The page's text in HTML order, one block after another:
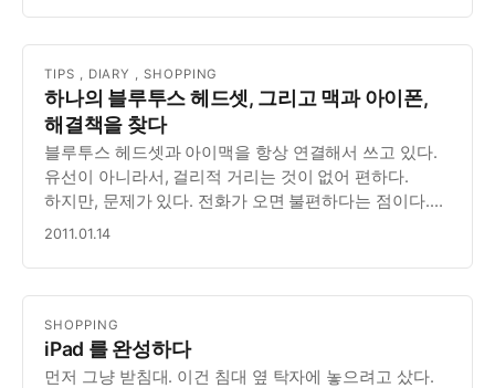
일주일도 걸릴 수 있겠다는 생각이 들었다. 시간이 많…
TIPS , DIARY ,SHOPPING
하나의 블루투스 헤드셋, 그리고 맥과 아이폰,
해결책을 찾다
블루투스 헤드셋과 아이맥을 항상 연결해서 쓰고 있다.
유선이 아니라서, 걸리적 거리는 것이 없어 편하다.
하지만, 문제가 있다. 전화가 오면 불편하다는 점이다.
헤드셋을 벗고 전화를 받는 것도 귀찮은 일이지만, 더 큰
점이다. (원래는 그럴려고 산 것이기 때문이다.) 전…
2011.01.14
SHOPPING
iPad 를 완성하다
먼저 그냥 받침대. 이건 침대 옆 탁자에 놓으려고 샀다.